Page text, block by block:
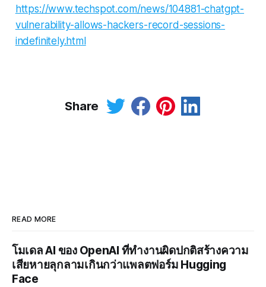
https://www.techspot.com/news/104881-chatgpt-
vulnerability-allows-hackers-record-sessions-
indefinitely.html
Share
READ MORE
โมเดล AI ของ OpenAI ที่ทำงานผิดปกติสร้างความ
เสียหายลุกลามเกินกว่าแพลตฟอร์ม Hugging
Face